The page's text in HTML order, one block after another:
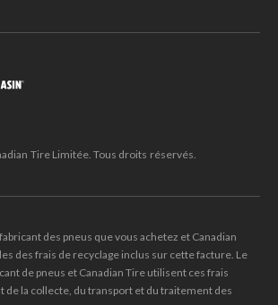
Tire Limitée. Tous droits réservés.
des pneus que vous achetez et Canadian
des frais de recyclage inclus sur cette facture. Le
de pneus et Canadian Tire utilisent ces frais
de la collecte, du transport et du traitement des